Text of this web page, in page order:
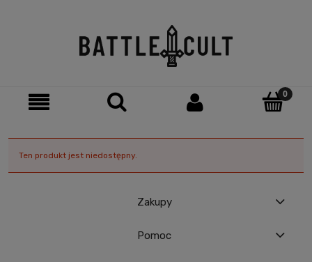
Ten produkt jest niedostępny.
Zakupy
Pomoc